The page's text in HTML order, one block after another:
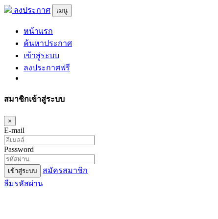
ลงประกาศ เมนู
หน้าแรก
ค้นหาประกาศ
เข้าสู่ระบบ
ลงประกาศฟรี
สมาชิกเข้าสู่ระบบ
×
E-mail
Password
เข้าสู่ระบบ
สมัครสมาชิก
ลืมรหัสผ่าน